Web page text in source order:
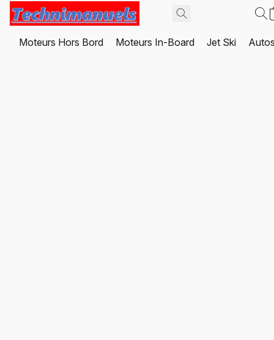
Moteurs Hors Bord Moteurs In-Board Jet Ski